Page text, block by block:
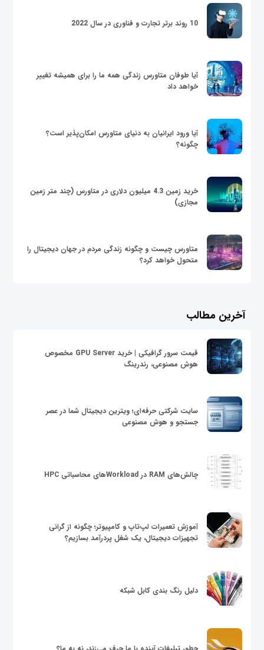
10 روند برتر تجارت و فناوری در سال 2022
آیا طوفان متاورس زندگی همه ما را برای همیشه تغییر
خواهد داد
آیا ورود ایرانیان به دنیای متاورس امکان‌پذیر است؟
چگونه؟
خرید زمین 4.3 میلیون دلاری در متاورس (چند متر زمین
مجازی)
متاورس چیست و چگونه زندگی مردم در جهان دیجیتال را
متحول خواهد کرد؟
آخرین مطالب
قیمت سرور گرافیکی | خرید GPU Server مخصوص
هوش مصنوعی، رندرینگ
سایت شرکتی حرفه‌ای؛ ویترین دیجیتال شما در عصر
جستجو و هوش مصنوعی
چالش‌های RAM در Workloadهای محاسباتی HPC
آموزش تعمیرات لپ‌تاپ و کامپیوتر؛ چگونه از گرانی
تجهیزات دیجیتال، یک شغل پردرآمد بسازیم؟
دلیل رنگ بندی کابل شبکه